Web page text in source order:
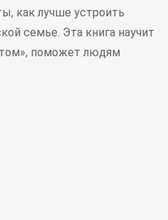
как лучше устроить
семье. Эта книга научит
поможет людям